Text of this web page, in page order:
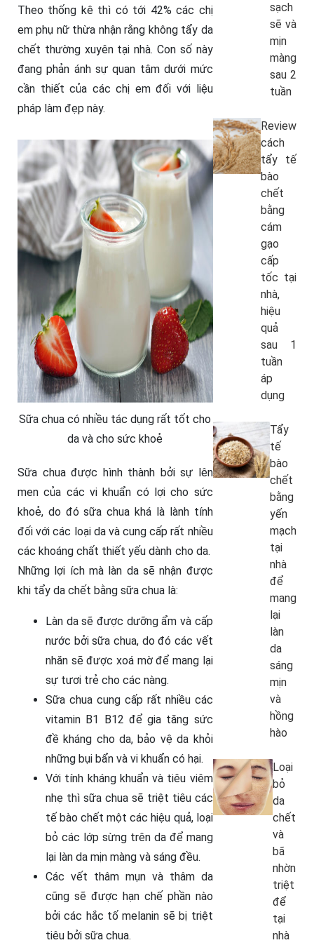
Theo thống kê thì có tới 42% các chị
em phụ nữ thừa nhận rằng không tẩy da
chết thường xuyên tại nhà. Con số này
đang phản ánh sự quan tâm dưới mức
cần thiết của các chị em đối với liệu
pháp làm đẹp này.
Sữa chua có nhiều tác dụng rất tốt cho
da và cho sức khoẻ
Sữa chua được hình thành bởi sự lên
men của các vi khuẩn có lợi cho sức
khoẻ, do đó sữa chua khá là lành tính
đối với các loại da và cung cấp rất nhiều
các khoáng chất thiết yếu dành cho da.
Những lợi ích mà làn da sẽ nhận được
khi tẩy da chết bằng sữa chua là:
Làn da sẽ được dưỡng ẩm và cấp
nước bởi sữa chua, do đó các vết
nhăn sẽ được xoá mờ để mang lại
sự tươi trẻ cho các nàng.
Sữa chua cung cấp rất nhiều các
vitamin B1 B12 để gia tăng sức
đề kháng cho da, bảo vệ da khỏi
những bụi bẩn và vi khuẩn có hại.
Với tính kháng khuẩn và tiêu viêm
nhẹ thì sữa chua sẽ triệt tiêu các
tế bào chết một các hiệu quả, loại
bỏ các lớp sừng trên da để mang
lại làn da mịn màng và sáng đều.
Các vết thâm mụn và thâm da
cũng sẽ được hạn chế phần nào
bởi các hắc tố melanin sẽ bị triệt
tiêu bởi sữa chua.
sạch
sẽ và
mịn
màng
sau 2
tuần
Review
cách
tẩy tế
bào
chết
bằng
cám
gạo
cấp
tốc tại
nhà,
hiệu
quả
sau 1
tuần
áp
dụng
Tẩy
tế
bào
chết
bằng
yến
mạch
tại
nhà
để
mang
lại
làn
da
sáng
mịn
và
hồng
hào
Loại
bỏ
da
chết
và
bã
nhờn
triệt
để
tại
nhà